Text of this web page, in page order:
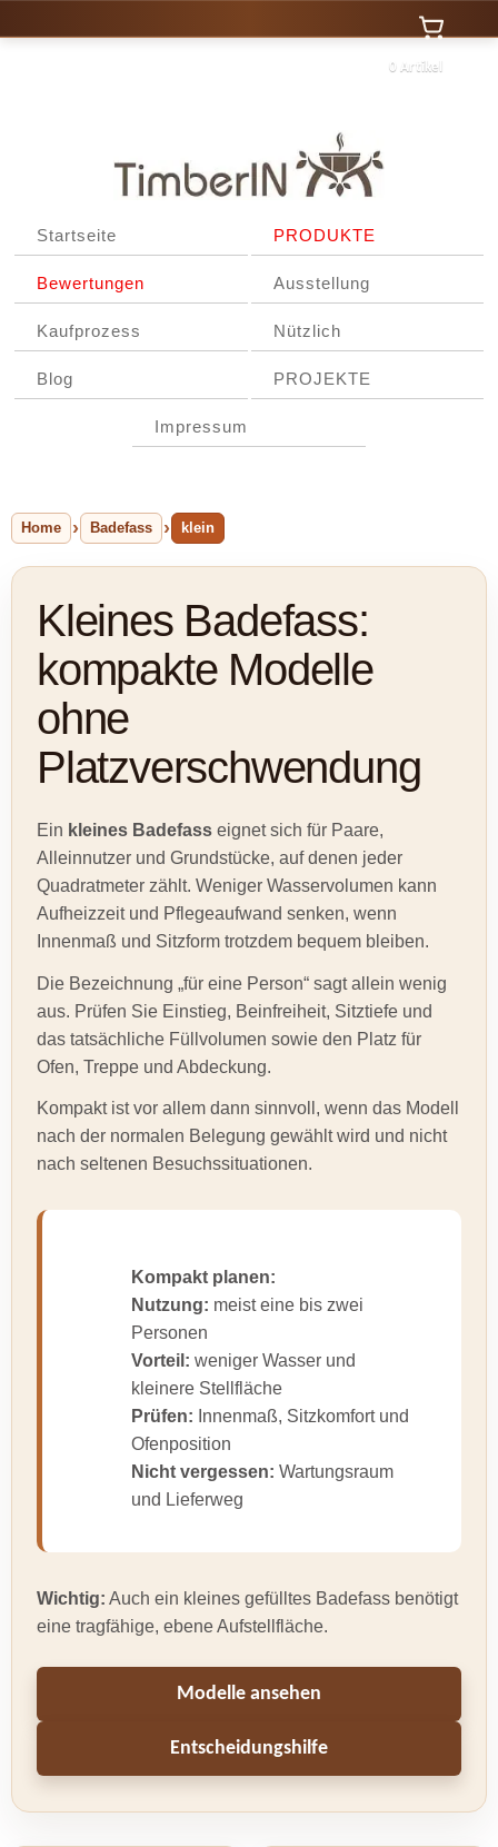
0 Artikel
Startseite PRODUKTE
Bewertungen Ausstellung
Kaufprozess Nützlich
Blog PROJEKTE
Impressum
Home Badefass klein
Kleines Badefass:
kompakte Modelle
ohne
Platzverschwendung
Ein kleines Badefass eignet sich für Paare,
Alleinnutzer und Grundstücke, auf denen jeder
Quadratmeter zählt. Weniger Wasservolumen kann
Aufheizzeit und Pflegeaufwand senken, wenn
Innenmaß und Sitzform trotzdem bequem bleiben.
Die Bezeichnung „für eine Person“ sagt allein wenig
aus. Prüfen Sie Einstieg, Beinfreiheit, Sitztiefe und
das tatsächliche Füllvolumen sowie den Platz für
Ofen, Treppe und Abdeckung.
Kompakt ist vor allem dann sinnvoll, wenn das Modell
nach der normalen Belegung gewählt wird und nicht
nach seltenen Besuchssituationen.
Kompakt planen:
Nutzung: meist eine bis zwei
Personen
Vorteil: weniger Wasser und
kleinere Stellfläche
Prüfen: Innenmaß, Sitzkomfort und
Ofenposition
Nicht vergessen: Wartungsraum
und Lieferweg
Wichtig: Auch ein kleines gefülltes Badefass benötigt
eine tragfähige, ebene Aufstellfläche.
Modelle ansehen
Entscheidungshilfe